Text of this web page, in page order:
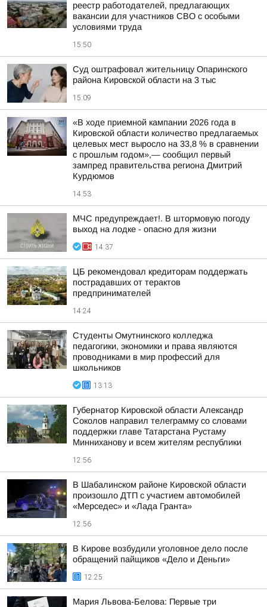
реестр работодателей, предлагающих
вакансии для участников СВО с особыми
условиями труда
15:50
Суд оштрафовал жительницу Опаринского
района Кировской области на 3 тыс
15:09
«В ходе приемной кампании 2026 года в
Кировской области количество предлагаемых
целевых мест выросло на 33,8 % в сравнении
с прошлым годом»,— сообщил первый
зампред правительства региона Дмитрий
Курдюмов
14:53
МЧС предупреждает!. В штормовую погоду
выход на лодке - опасно для жизни
14:37
ЦБ рекомендовал кредиторам поддержать
пострадавших от терактов
предпринимателей
14:24
Студенты Омутнинского колледжа
педагогики, экономики и права являются
проводниками в мир профессий для
школьников
13:13
Губернатор Кировской области Александр
Соколов направил телеграмму со словами
поддержки главе Татарстана Рустаму
Минниханову и всем жителям республики
12:56
В Шабалинском районе Кировской области
произошло ДТП с участием автомобилей
«Мерседес» и «Лада Гранта»
12:56
В Кирове возбудили уголовное дело после
обращений пайщиков «Дело и Деньги»
12:25
Мария Львова-Белова: Первые три